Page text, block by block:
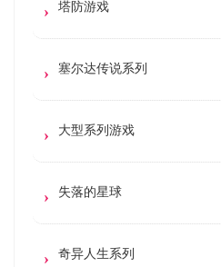
塔防游戏
塞尔达传说系列
大型系列游戏
失落的星球
奇异人生系列